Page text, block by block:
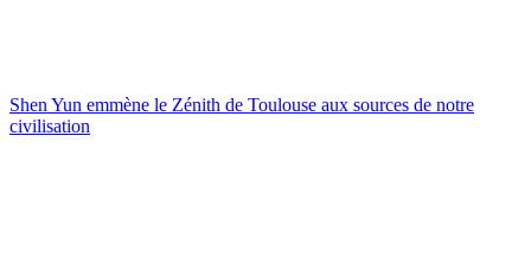
Shen Yun emmène le Zénith de Toulouse aux sources de notre
civilisation